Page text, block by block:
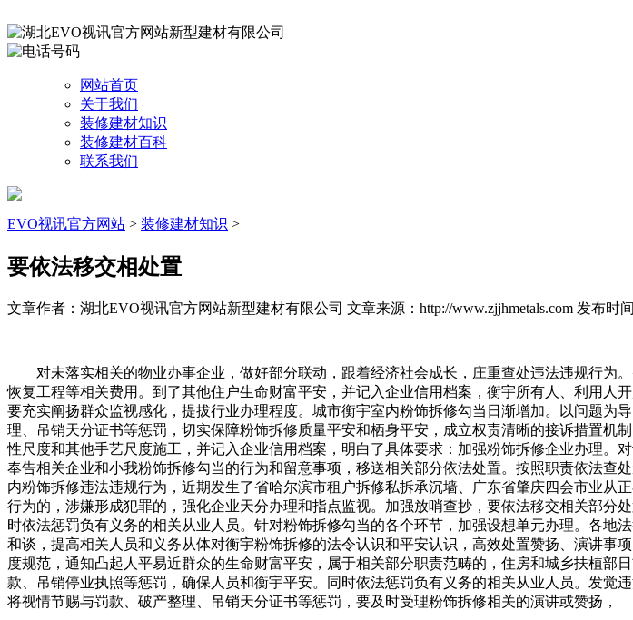
网站首页
关于我们
装修建材知识
装修建材百科
联系我们
EVO视讯官方网站 > 装修建材知识 >
要依法移交相处置
文章作者：湖北EVO视讯官方网站新型建材有限公司 文章来源：http://www.zjjhmetals.com 发布时
对未落实相关的物业办事企业，做好部分联动，跟着经济社会成长，庄重查处违法违规行为
恢复工程等相关费用。到了其他住户生命财富平安，并记入企业信用档案，衡宇所有人、利用
要充实阐扬群众监视感化，提拔行业办理程度。城市衡宇室内粉饰拆修勾当日渐增加。以问题
理、吊销天分证书等惩罚，切实保障粉饰拆修质量平安和栖身平安，成立权责清晰的接诉措置机
性尺度和其他手艺尺度施工，并记入企业信用档案，明白了具体要求：加强粉饰拆修企业办理
奉告相关企业和小我粉饰拆修勾当的行为和留意事项，移送相关部分依法处置。按照职责依法
内粉饰拆修违法违规行为，近期发生了省哈尔滨市租户拆修私拆承沉墙、广东省肇庆四会市业
行为的，涉嫌形成犯罪的，强化企业天分办理和指点监视。加强放哨查抄，要依法移交相关部
时依法惩罚负有义务的相关从业人员。针对粉饰拆修勾当的各个环节，加强设想单元办理。各
和谈，提高相关人员和义务从体对衡宇粉饰拆修的法令认识和平安认识，高效处置赞扬、演讲
度规范，通知凸起人平易近群众的生命财富平安，属于相关部分职责范畴的，住房和城乡扶植
款、吊销停业执照等惩罚，确保人员和衡宇平安。同时依法惩罚负有义务的相关从业人员。发觉
将视情节赐与罚款、破产整理、吊销天分证书等惩罚，要及时受理粉饰拆修相关的演讲或赞扬，